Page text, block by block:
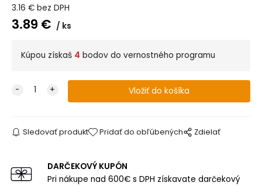
3.16 € bez DPH
3.89 € ks
Kúpou získaš 4 bodov do vernostného programu
Sledovať produkt Pridať do obľúbených Zdielať
DARČEKOVÝ KUPÓN
Pri nákupe nad 600€ s DPH získavate darčekový